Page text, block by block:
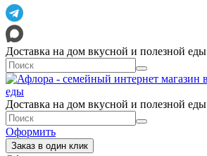
Доставка на дом вкусной и полезной еды
Доставка на дом вкусной и полезной еды
Оформить
Заказ в один клик